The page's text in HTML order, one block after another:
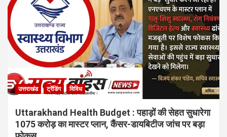
उत्तराखंड ट्रेंडिंग विविध
Uttarakhand Health Budget : पहाड़ों की सेहत सुधारेगा
1075 करोड़ का मास्टर प्लान, कैंसर-डायबिटीज जांच पर बड़ा